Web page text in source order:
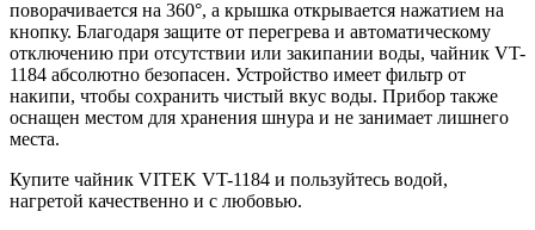
поворачивается на 360°, а крышка открывается нажатием на
кнопку. Благодаря защите от перегрева и автоматическому
отключению при отсутствии или закипании воды, чайник VT-
1184 абсолютно безопасен. Устройство имеет фильтр от
накипи, чтобы сохранить чистый вкус воды. Прибор также
оснащен местом для хранения шнура и не занимает лишнего
места.
Купите чайник VITEK VT-1184 и пользуйтесь водой,
нагретой качественно и с любовью.